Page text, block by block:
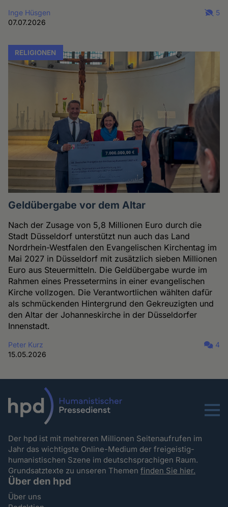
Inge Hüsgen
07.07.2026
5
RELIGIONEN
Geldübergabe vor dem Altar
Nach der Zusage von 5,8 Millionen Euro durch die
Stadt Düsseldorf unterstützt nun auch das Land
Nordrhein-Westfalen den Evangelischen Kirchentag im
Mai 2027 in Düsseldorf mit zusätzlich sieben Millionen
Euro aus Steuermitteln. Die Geldübergabe wurde im
Rahmen eines Pressetermins in einer evangelischen
Kirche vollzogen. Die Verantwortlichen wählten dafür
als schmückenden Hintergrund den Gekreuzigten und
den Altar der Johanneskirche in der Düsseldorfer
Innenstadt.
Peter Kurz
15.05.2026
4
Menu
Der hpd ist mit mehreren Millionen Seitenaufrufen im
Jahr das wichtigste Online-Medium der freigeistig-
humanistischen Szene im deutschsprachigen Raum.
Grundsatztexte zu unseren Themenfinden Sie hier.
Über den hpd
Über uns